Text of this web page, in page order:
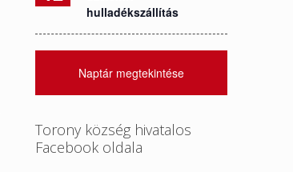
hulladékszállítás
Naptár megtekintése
Torony község hivatalos
Facebook oldala